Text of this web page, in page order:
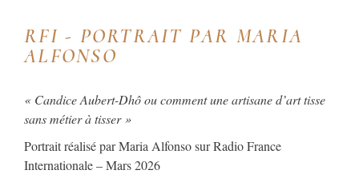
RFI - PORTRAIT PAR MARIA
ALFONSO
« Candice Aubert-Dhô ou comment une artisane d’art tisse
sans métier à tisser »
Portrait réalisé par Maria Alfonso sur Radio France
Internationale – Mars 2026